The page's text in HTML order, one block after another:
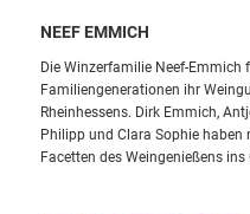
NEEF EMMICH
Die Winzerfamilie Neef-Emmich
Familiengenerationen ihr
Rheinhessens. Dirk Emmich,
Philipp und Clara Sophie haben
Facetten des Weingenießens ins